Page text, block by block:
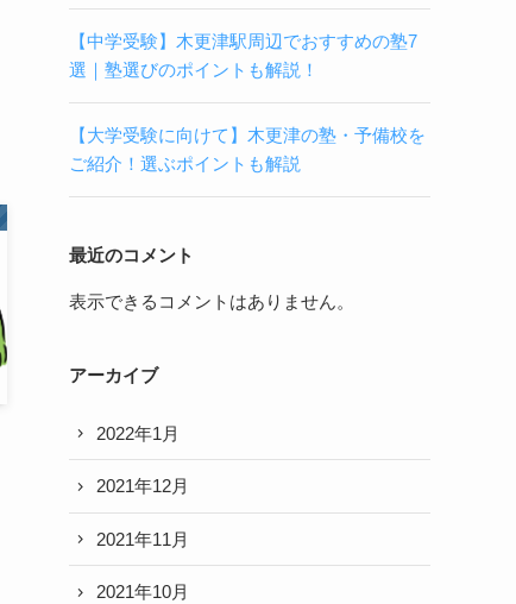
【中学受験】木更津駅周辺でおすすめの塾7
選｜塾選びのポイントも解説！
【大学受験に向けて】木更津の塾・予備校を
ご紹介！選ぶポイントも解説
最近のコメント
表示できるコメントはありません。
アーカイブ
2022年1月
2021年12月
2021年11月
2021年10月